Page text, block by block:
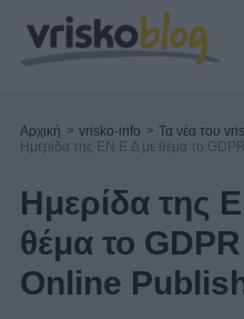
Αρχική > vrisko-info > Τα νέα του
Ημερίδα της ΕΝ.Ε.Δ με θέμα το
Ημερίδα της
θέμα το GDPR
Online